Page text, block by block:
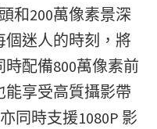
和200萬像素景深
個迷人的時刻，將
配備800萬像素前
享受高質攝影帶
同時支援1080P 影